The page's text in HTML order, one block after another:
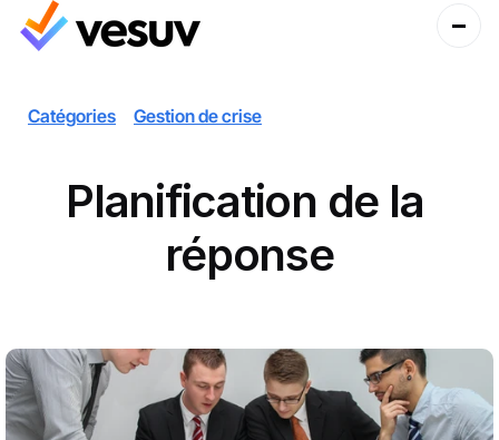
Catégories Gestion de crise
Planification de la
réponse